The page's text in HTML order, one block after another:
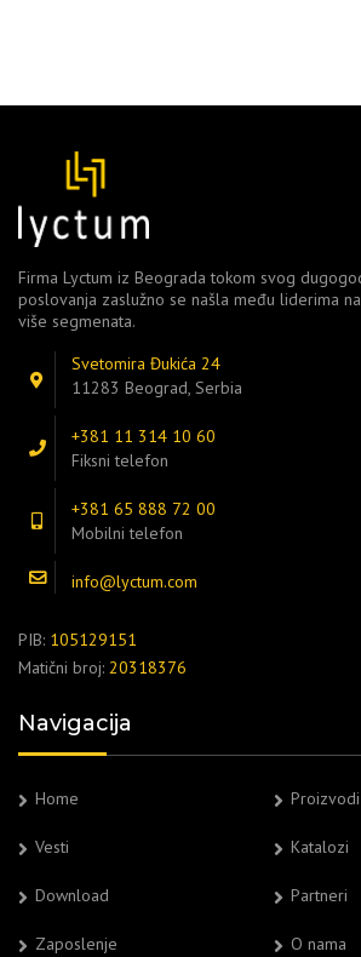
Firma Lyctum iz Beograda tokom svog
poslovanja zaslužno se našla među liderima
više segmenata.
Svetomira Đukića 24
11283 Beograd, Serbia
+381 11 314 10 60
Fiksni telefon
+381 65 888 72 00
Mobilni telefon
info@lyctum.com
PIB: 105129151
Matični broj: 20318376
Navigacija
Home Proizvodi
Vesti Katalozi
Download Partneri
Zaposlenje O nama